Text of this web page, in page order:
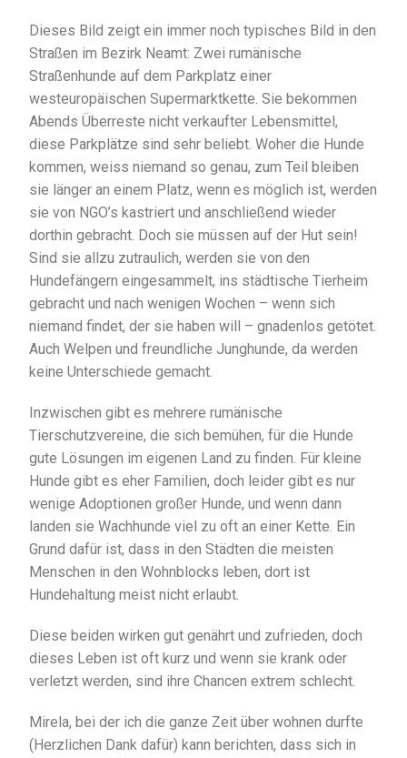
Dieses Bild zeigt ein immer noch typisches Bild in den
Straßen im Bezirk Neamt: Zwei rumänische
Straßenhunde auf dem Parkplatz einer
westeuropäischen Supermarktkette. Sie bekommen
Abends Überreste nicht verkaufter Lebensmittel,
diese Parkplätze sind sehr beliebt. Woher die Hunde
kommen, weiss niemand so genau, zum Teil bleiben
sie länger an einem Platz, wenn es möglich ist, werden
sie von NGO’s kastriert und anschließend wieder
dorthin gebracht. Doch sie müssen auf der Hut sein!
Sind sie allzu zutraulich, werden sie von den
Hundefängern eingesammelt, ins städtische Tierheim
gebracht und nach wenigen Wochen – wenn sich
niemand findet, der sie haben will – gnadenlos getötet.
Auch Welpen und freundliche Junghunde, da werden
keine Unterschiede gemacht.
Inzwischen gibt es mehrere rumänische
Tierschutzvereine, die sich bemühen, für die Hunde
gute Lösungen im eigenen Land zu finden. Für kleine
Hunde gibt es eher Familien, doch leider gibt es nur
wenige Adoptionen großer Hunde, und wenn dann
landen sie Wachhunde viel zu oft an einer Kette. Ein
Grund dafür ist, dass in den Städten die meisten
Menschen in den Wohnblocks leben, dort ist
Hundehaltung meist nicht erlaubt.
Diese beiden wirken gut genährt und zufrieden, doch
dieses Leben ist oft kurz und wenn sie krank oder
verletzt werden, sind ihre Chancen extrem schlecht.
Mirela, bei der ich die ganze Zeit über wohnen durfte
(Herzlichen Dank dafür) kann berichten, dass sich in